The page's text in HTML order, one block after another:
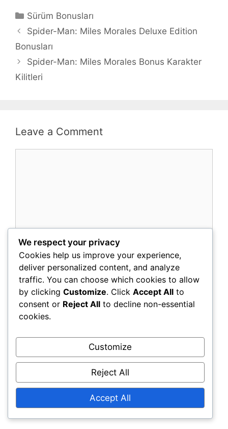
Categories
Sürüm Bonusları
Spider-Man: Miles Morales Deluxe Edition
Bonusları
Spider-Man: Miles Morales Bonus Karakter
Kilitleri
Leave a Comment
Name
Email
Save my name, email, and website in this
browser for the next time I comment.
We respect your privacy
Cookies help us improve your experience,
deliver personalized content, and analyze
traffic. You can choose which cookies to allow
by clicking Customize. Click Accept All to
consent or Reject All to decline non-essential
cookies.
Customize
Reject All
Accept All